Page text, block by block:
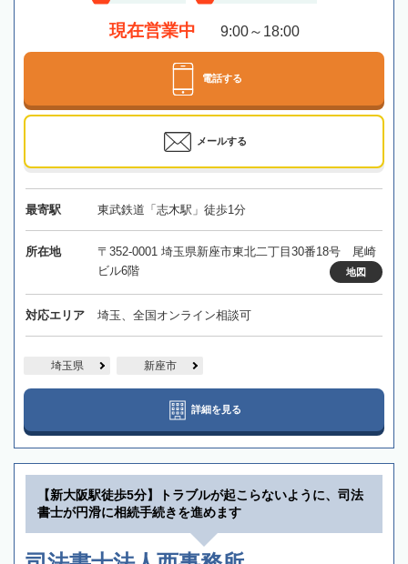
現在営業中 9:00～18:00
電話する
メールする
最寄駅 東武鉄道「志木駅」徒歩1分
所在地
〒352-0001 埼玉県新座市東北二丁目30番18号 尾崎
ビル6階
地図
対応エリア 埼玉、全国オンライン相談可
埼玉県 新座市
詳細を見る
【新大阪駅徒歩5分】トラブルが起こらないように、司法
書士が円滑に相続手続きを進めます